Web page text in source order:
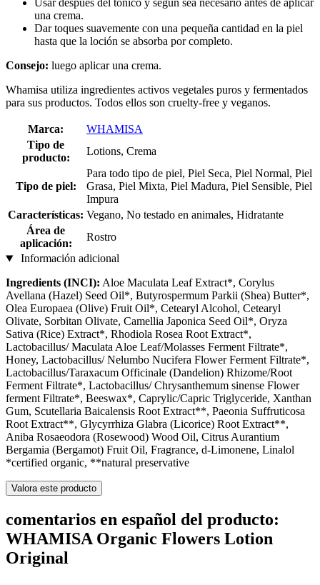
Usar después del tónico y según sea necesario antes de aplicar
una crema.
Dar toques suavemente con una pequeña cantidad en la piel
hasta que la loción se absorba por completo.
Consejo: luego aplicar una crema.
Whamisa utiliza ingredientes activos vegetales puros y fermentados
para sus productos. Todos ellos son cruelty-free y veganos.
Marca:
WHAMISA
Tipo de
producto:
Lotions, Crema
Tipo de piel:
Para todo tipo de piel, Piel Seca, Piel Normal, Piel
Grasa, Piel Mixta, Piel Madura, Piel Sensible, Piel
Impura
Características: Vegano, No testado en animales, Hidratante
Área de
aplicación:
Rostro
Información adicional
Ingredients (INCI): Aloe Maculata Leaf Extract*, Corylus
Avellana (Hazel) Seed Oil*, Butyrospermum Parkii (Shea) Butter*,
Olea Europaea (Olive) Fruit Oil*, Cetearyl Alcohol, Cetearyl
Olivate, Sorbitan Olivate, Camellia Japonica Seed Oil*, Oryza
Sativa (Rice) Extract*, Rhodiola Rosea Root Extract*,
Lactobacillus/ Maculata Aloe Leaf/Molasses Ferment Filtrate*,
Honey, Lactobacillus/ Nelumbo Nucifera Flower Ferment Filtrate*,
Lactobacillus/Taraxacum Officinale (Dandelion) Rhizome/Root
Ferment Filtrate*, Lactobacillus/ Chrysanthemum sinense Flower
ferment Filtrate*, Beeswax*, Caprylic/Capric Triglyceride, Xanthan
Gum, Scutellaria Baicalensis Root Extract**, Paeonia Suffruticosa
Root Extract**, Glycyrrhiza Glabra (Licorice) Root Extract**,
Aniba Rosaeodora (Rosewood) Wood Oil, Citrus Aurantium
Bergamia (Bergamot) Fruit Oil, Fragrance, d-Limonene, Linalol
*certified organic, **natural preservative
Valora este producto
comentarios en español del producto:
WHAMISA Organic Flowers Lotion
Original